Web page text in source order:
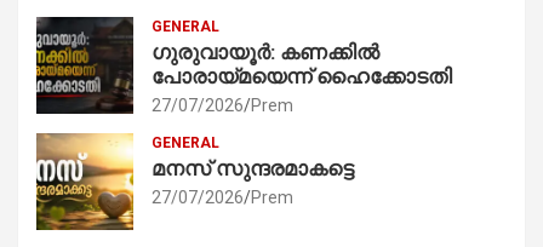
GENERAL
ഗുരുവായൂർ: കണക്കിൽ
പോരായ്മയെന്ന് ഹൈക്കോടതി
27/07/2026 Prem
GENERAL
മനസ് സുന്ദരമാകട്ടെ
27/07/2026 Prem